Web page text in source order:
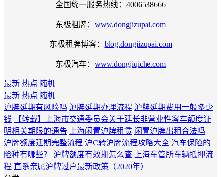
全国统一服务热线：4006538666
东极租牌： www.dongjizupai.com
东极租牌博客： blog.dongjizupai.com
东极汽车： www.dongjiqiche.com
最新 热点 随机
最新 热点 随机
沪牌延期有风险吗 沪牌延期办理流程 沪牌延期费用一般多少
钱
【转载】上海市交通委员会关于延长非营业性客车额度证
明相关期限的通告
上海闲置沪牌租赁 闲置沪牌出租合法吗
沪牌额度延期完整流程 沪C转沪牌流程攻略大全 汽车保险的
险种有哪些？
沪牌额度有效期怎么查
上海车管所车辆抵押流
程 直系亲属沪牌过户最新政策（2020年）